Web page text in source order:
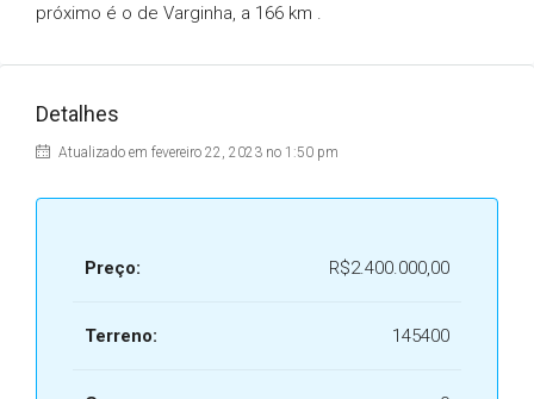
próximo é o de Varginha, a 166 km .
Detalhes
Atualizado em fevereiro 22, 2023 no 1:50 pm
Preço: R$2.400.000,00
Terreno: 145400